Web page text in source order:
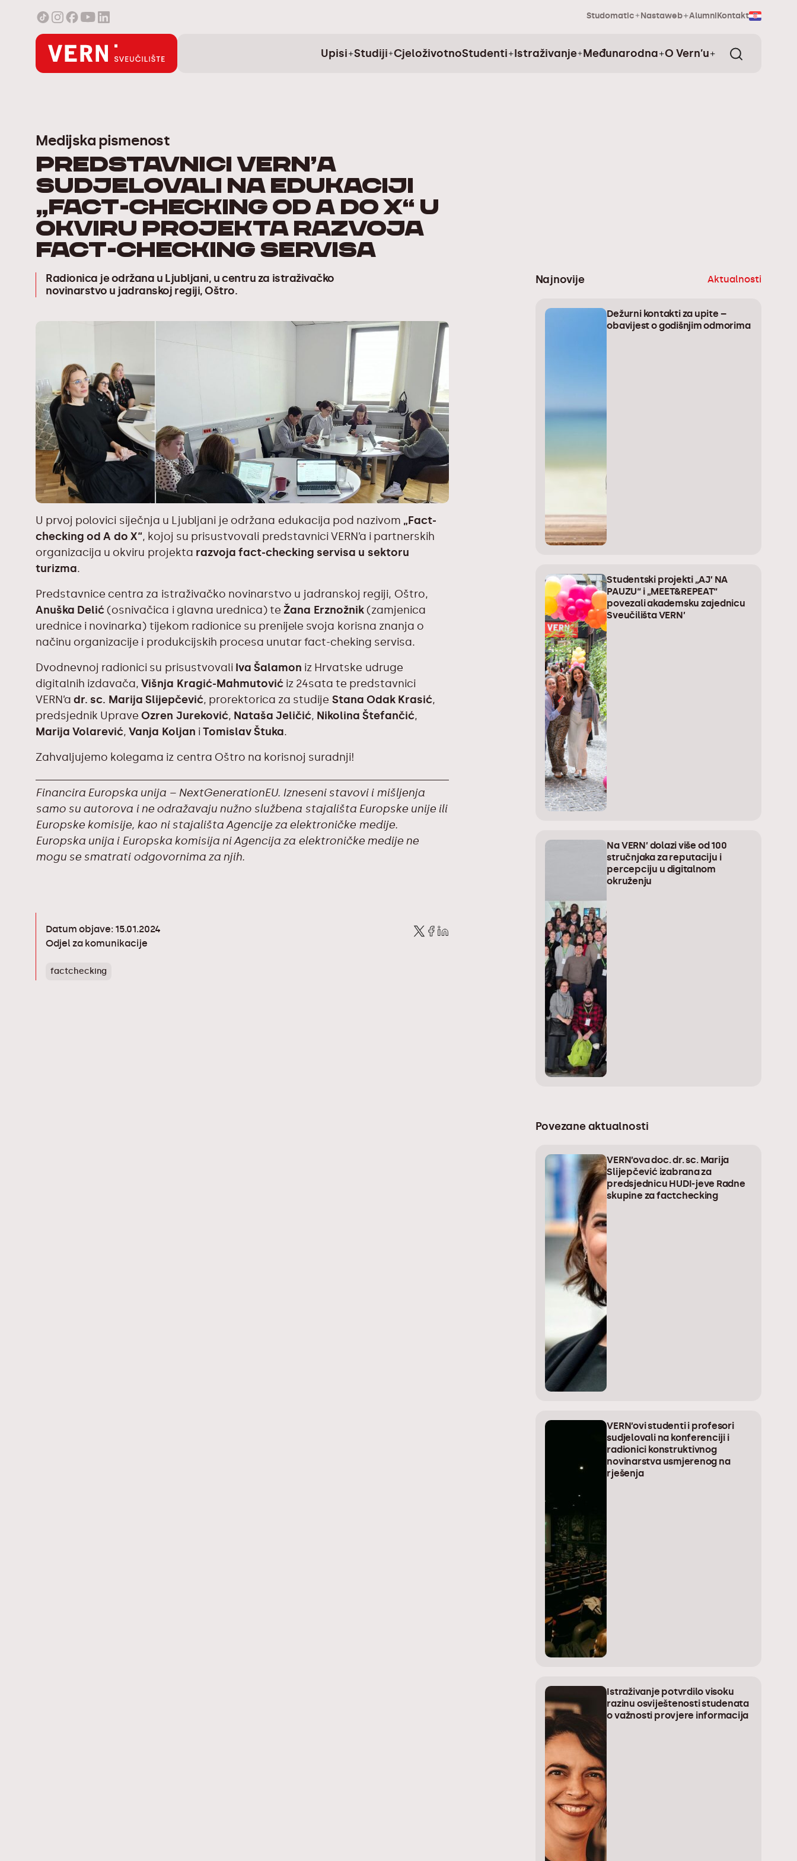
Studomatic Nastaweb AlumniKontakt
Upisi Studiji CjeloživotnoStudenti Istraživanje Međunarodna O Vern’u
Medijska pismenost
Predstavnici VERN’a
sudjelovali na edukaciji
„Fact-checking od A do X“ u
okviru projekta razvoja
fact-checking servisa
Radionica je održana u Ljubljani, u centru za istraživačko
novinarstvo u jadranskoj regiji, Oštro.
U prvoj polovici siječnja u Ljubljani je održana edukacija pod nazivom „Fact-
checking od A do X“, kojoj su prisustvovali predstavnici VERN’a i partnerskih
organizacija u okviru projekta razvoja fact-checking servisa u sektoru
turizma.
Predstavnice centra za istraživačko novinarstvo u jadranskoj regiji, Oštro,
Anuška Delić(osnivačica i glavna urednica) teŽana Erznožnik(zamjenica
urednice i novinarka) tijekom radionice su prenijele svoja korisna znanja o
načinu organizacije i produkcijskih procesa unutar fact-cheking servisa.
Dvodnevnoj radionici su prisustvovali Iva Šalamon iz Hrvatske udruge
digitalnih izdavača,Višnja Kragić-Mahmutovićiz 24sata te predstavnici
VERN’adr. sc. Marija Slijepčević, prorektorica za studije Stana Odak Krasić,
predsjednik UpraveOzren Jureković, Nataša Jeličić, Nikolina Štefančić,
Marija Volarević,Vanja Koljan iTomislav Štuka.
Zahvaljujemo kolegama iz centra Oštro na korisnoj suradnji!
Financira Europska unija – NextGenerationEU. Izneseni stavovi i mišljenja
samo su autorova i ne odražavaju nužno službena stajališta Europske unije ili
Europske komisije, kao ni stajališta Agencije za elektroničke medije.
Europska unija i Europska komisija ni Agencija za elektroničke medije ne
mogu se smatrati odgovornima za njih.
Datum objave: 15.01.2024
Odjel za komunikacije
factchecking
Najnovije Aktualnosti
Dežurni kontakti za upite –
obavijest o godišnjim odmorima
Studentski projekti „AJ’ NA
PAUZU“ i „MEET&REPEAT“
povezali akademsku zajednicu
Sveučilišta VERN’
Na VERN’ dolazi više od 100
stručnjaka za reputaciju i
percepciju u digitalnom
okruženju
Povezane aktualnosti
VERN’ova doc. dr. sc. Marija
Slijepčević izabrana za
predsjednicu HUDI-jeve Radne
skupine za factchecking
VERN’ovi studenti i profesori
sudjelovali na konferenciji i
radionici konstruktivnog
novinarstva usmjerenog na
rješenja
Istraživanje potvrdilo visoku
razinu osviještenosti studenata
o važnosti provjere informacija